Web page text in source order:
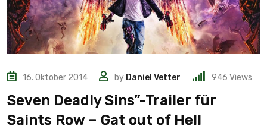
16. Oktober 2014 by Daniel Vetter 946 Views
Seven Deadly Sins”-Trailer für
Saints Row – Gat out of Hell